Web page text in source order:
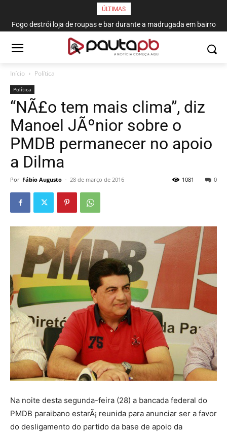
ÚLTIMAS
Fogo destrói loja de roupas e bar durante a madrugada em bairro
de João Pessoa
Início Política
Política
“NÃ£o tem mais clima”, diz
Manoel JÃºnior sobre o
PMDB permanecer no apoio
a Dilma
Por Fábio Augusto - 28 de março de 2016 0
1081
Na noite desta segunda-feira (28) a bancada federal do
PMDB paraibano estarÃ¡ reunida para anunciar ser a favor
do desligamento do partido da base de apoio da